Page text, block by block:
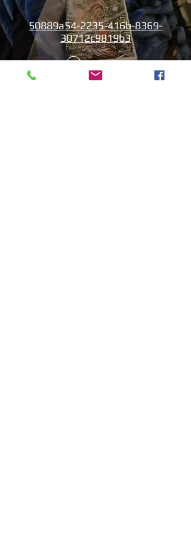
50889a54-2235-416b-8369-
30712c9819b3
Play Video